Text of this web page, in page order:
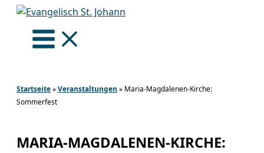
Zum
springen
Startseite»Veranstaltungen » Maria-Magdalenen-Kirche:
Sommerfest
MARIA-MAGDALENEN-KIRCHE: